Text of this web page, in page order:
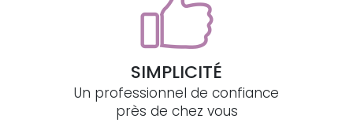
SIMPLICITÉ
Un professionnel de confiance
près de chez vous